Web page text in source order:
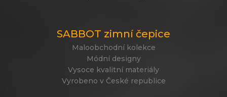
SABBOT zimní čepice
Maloobchodní kolekce
Módní designy
Vysoce kvalitní materiály
Vyrobeno v České republice